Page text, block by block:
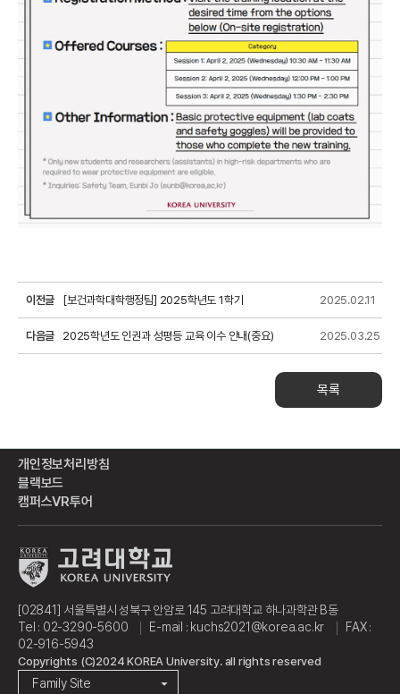
이전글 [보건과학대학행정팀] 2025학년도 1학기
교육조교A(100%) 모집 안내
2025.02.11
다음글 2025학년도 인권과 성평등 교육 이수 안내(중요) 2025.03.25
목록
개인정보처리방침
블랙보드
캠퍼스VR투어
[02841] 서울특별시 성북구 안암로 145 고려대학교 하나과학관 B동
Tel : 02-3290-5600
E-mail : kuchs2021@korea.ac.kr
FAX :
02-916-5943
Copyrights (C)2024 KOREA University. all rights reserved
Family Site